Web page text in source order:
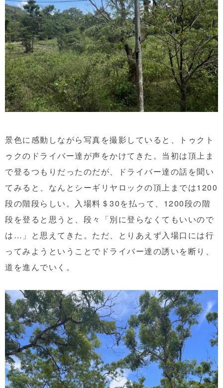
景色に感動しながら写真を撮影していると、トゥクト
ゥクのドライバー達が声をかけてきた。当初は頂上ま
で登るつもりだったのだが、ドライバー達の話を聞い
てみると、なんとシーギリヤロックの頂上までは1200
段の階段らしい。入場料＄30を払って、1200段の階
段を登ると思うと、段々「別に登らなくてもいいので
は…」と思えてきた。ただ、とりあえず入場口には行
ってみようということでドライバー達の誘いを断り、
道を進んでいく。